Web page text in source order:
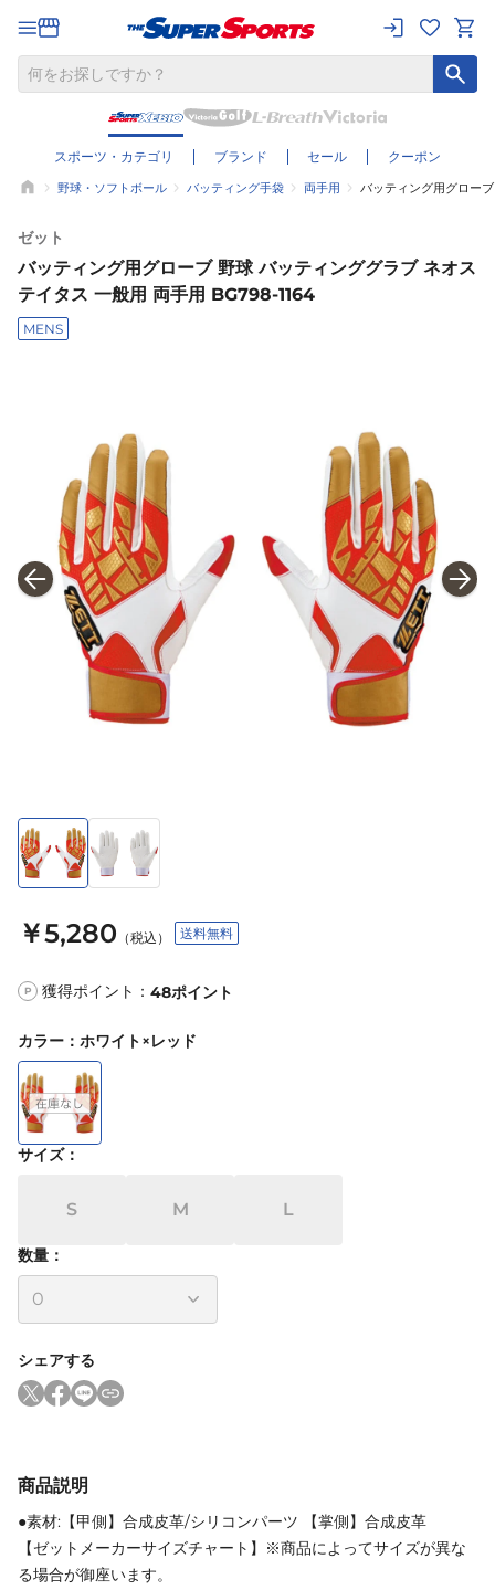
スポーツ・カテゴリ ブランド セール クーポン
野球・ソフトボール バッティング手袋 両手用 バッティング用グロー
ゼット
バッティング用グローブ 野球 バッティンググラブ ネオス
テイタス 一般用 両手用 BG798-1164
MENS
￥5,280 （税込） 送料無料
P 獲得ポイント： 48ポイント
カラー ： ホワイト×レッド
サイズ：
S M L
数量：
シェアする
商品説明
●素材:【甲側】合成皮革/シリコンパーツ 【掌側】合成皮革
【ゼットメーカーサイズチャート】※商品によってサイズが異な
る場合が御座います。